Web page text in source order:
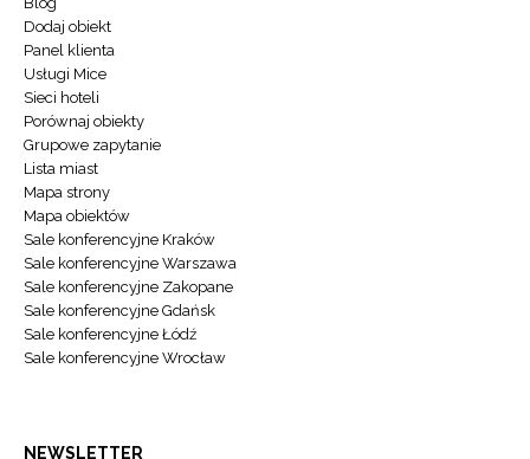
Dodaj obiekt
Panel klienta
Usługi Mice
Sieci hoteli
Porównaj obiekty
Grupowe zapytanie
Lista miast
Mapa strony
Mapa obiektów
Sale konferencyjne Kraków
Sale konferencyjne Warszawa
Sale konferencyjne Zakopane
Sale konferencyjne Gdańsk
Sale konferencyjne Łódź
Sale konferencyjne Wrocław
NEWSLETTER